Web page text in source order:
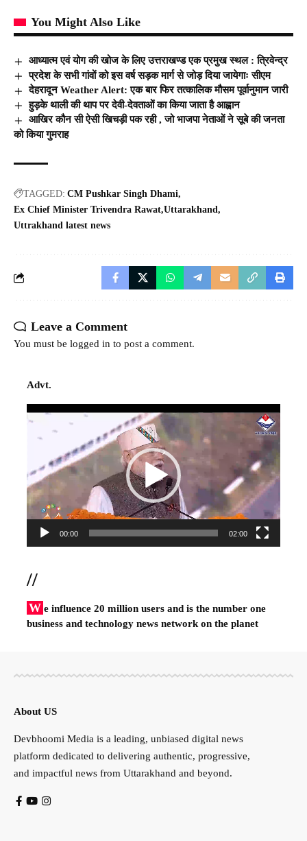
You Might Also Like
आध्यात्म एवं योग की खोज के लिए उत्तराखण्ड एक प्रमुख स्थल : त्रिवेन्द्र
प्रदेश के सभी गांवों को इस वर्ष सड़क मार्ग से जोड़ दिया जायेगाः सीएम
देहरादून Weather Alert: एक बार फिर तत्कालिक मौसम पूर्वानुमान जारी
हुड़के थाली की थाप पर देवी-देवताओं का किया जाता है आह्वान
आखिर कौन सी ऐसी खिचड़ी पक रही , जो भाजपा नेताओं ने सूबे की जनता
को किया गुमराह
TAGGED: CM Pushkar Singh Dhami
Ex Chief Minister Trivendra Rawat Uttarakhand
Uttrakhand latest news
Leave a Comment
You must be logged in to post a comment.
Advt.
Video
00:00 02:00
//
W e influence 20 million users and is the number one
business and technology news network on the planet
About US
Devbhoomi Media is a leading, unbiased digital news
platform dedicated to delivering authentic, progressive,
and impactful news from Uttarakhand and beyond.